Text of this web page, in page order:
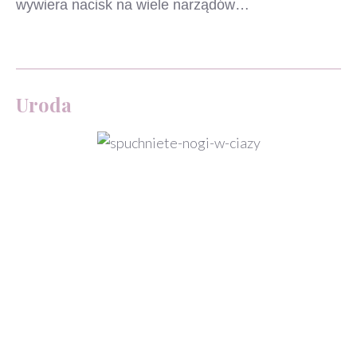
wywiera nacisk na wiele narządów…
Uroda